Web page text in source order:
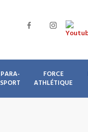
PARA-
SPORT
FORCE
ATHLÉTIQUE